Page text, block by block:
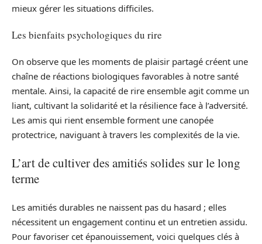
mieux gérer les situations difficiles.
Les bienfaits psychologiques du rire
On observe que les moments de plaisir partagé créent une
chaîne de réactions biologiques favorables à notre santé
mentale. Ainsi, la capacité de rire ensemble agit comme un
liant, cultivant la solidarité et la résilience face à l’adversité.
Les amis qui rient ensemble forment une canopée
protectrice, naviguant à travers les complexités de la vie.
L’art de cultiver des amitiés solides sur le long
terme
Les amitiés durables ne naissent pas du hasard ; elles
nécessitent un engagement continu et un entretien assidu.
Pour favoriser cet épanouissement, voici quelques clés à